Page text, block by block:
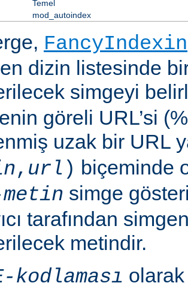
Temel
mod_autoindex
dizin listesinde
simgeyi
göreli URL’si
uzak bir URL
, url ) biçeminde
simge
tarafından
metindir.
kodlaması